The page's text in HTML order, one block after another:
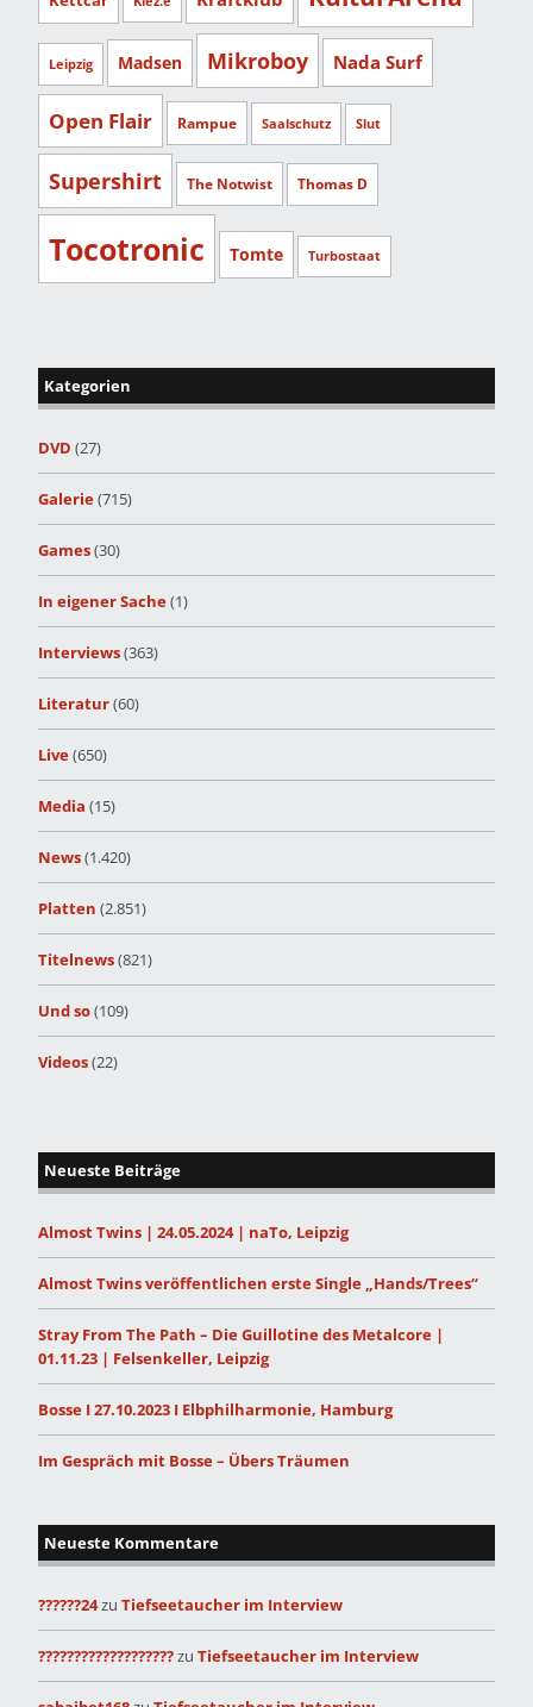
Leipzig Madsen Mikroboy Nada Surf
Open Flair Rampue Saalschutz Slut
Supershirt The Notwist Thomas D
Tocotronic Tomte Turbostaat
Kategorien
DVD (27)
Galerie(715)
Games(30)
In eigener Sache(1)
Interviews(363)
Literatur(60)
Live(650)
Media (15)
News(1.420)
Platten (2.851)
Titelnews(821)
Und so(109)
Videos(22)
Neueste Beiträge
Almost Twins | 24.05.2024 | naTo, Leipzig
Almost Twins veröffentlichen erste Single „Hands/Trees“
Stray From The Path – Die Guillotine des Metalcore |
01.11.23 | Felsenkeller, Leipzig
Bosse I 27.10.2023 I Elbphilharmonie, Hamburg
Im Gespräch mit Bosse – Übers Träumen
Neueste Kommentare
??????24zu Tiefseetaucher im Interview
???????????????????zu Tiefseetaucher im Interview